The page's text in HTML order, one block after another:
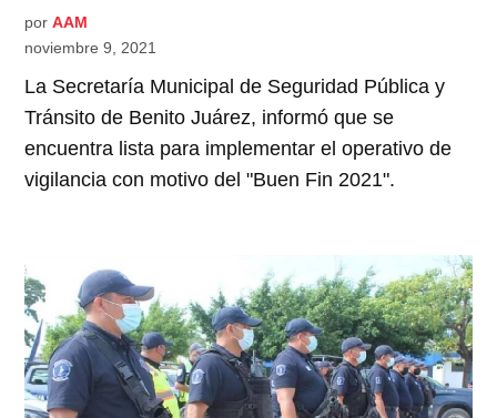
por AAM
noviembre 9, 2021
La Secretaría Municipal de Seguridad Pública y
Tránsito de Benito Juárez, informó que se
encuentra lista para implementar el operativo de
vigilancia con motivo del "Buen Fin 2021".